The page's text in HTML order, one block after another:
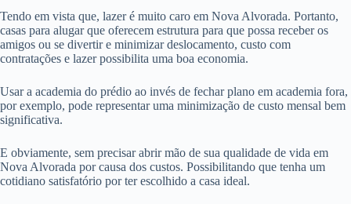
Tendo em vista que, lazer é muito caro em Nova Alvorada. Portanto,
casas para alugar que oferecem estrutura para que possa receber os
amigos ou se divertir e minimizar deslocamento, custo com
contratações e lazer possibilita uma boa economia.
Usar a academia do prédio ao invés de fechar plano em academia fora,
por exemplo, pode representar uma minimização de custo mensal bem
significativa.
E obviamente, sem precisar abrir mão de sua qualidade de vida em
Nova Alvorada por causa dos custos. Possibilitando que tenha um
cotidiano satisfatório por ter escolhido a casa ideal.